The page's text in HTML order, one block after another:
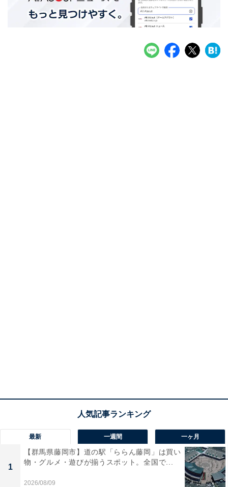
最新 一週間 一ヶ月
1
【群馬県藤岡市】道の駅「ららん藤岡」は買い
物・グルメ・遊びが揃うスポット。全国で...
2026/08/09